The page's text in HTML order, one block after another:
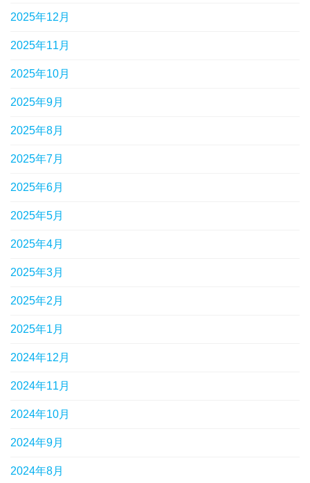
2025年12月
2025年11月
2025年10月
2025年9月
2025年8月
2025年7月
2025年6月
2025年5月
2025年4月
2025年3月
2025年2月
2025年1月
2024年12月
2024年11月
2024年10月
2024年9月
2024年8月